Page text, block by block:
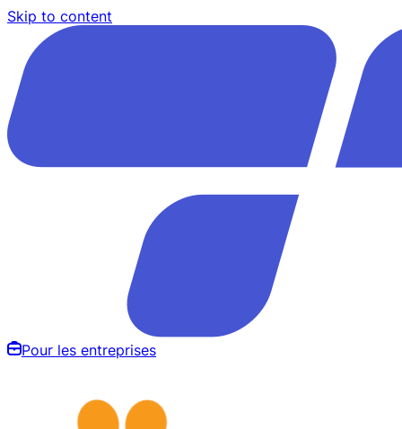
Skip to content
Pour les entreprises